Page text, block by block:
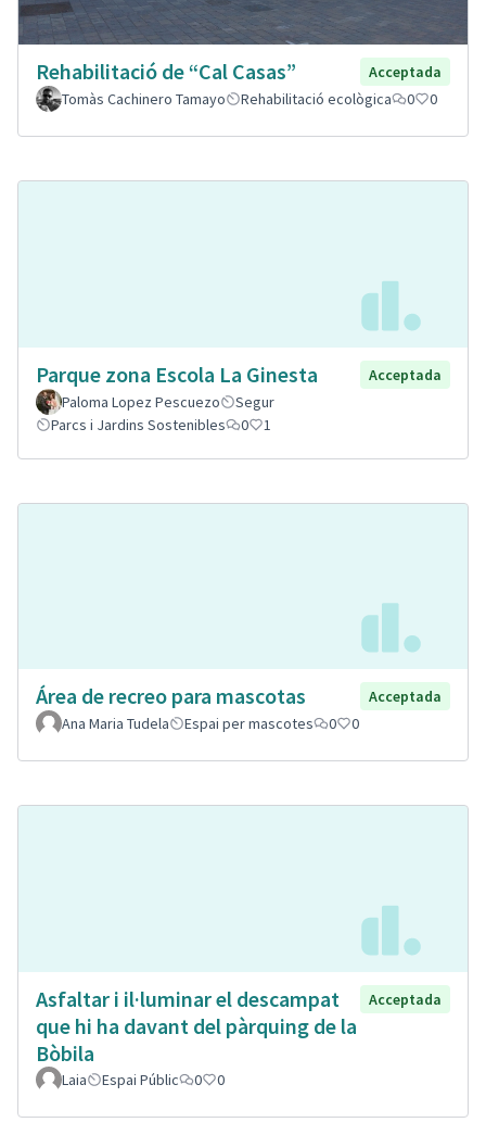
Rehabilitació de “Cal Casas”
Acceptada
Tomàs Cachinero Tamayo
Rehabilitació ecològica 0 0
Parque zona Escola La Ginesta
Acceptada
Paloma Lopez Pescuezo
Segur
Parcs i Jardins Sostenibles
0 1
Área de recreo para mascotas
Acceptada
Ana Maria Tudela
Espai per mascotes 0 0
Asfaltar i il·luminar el descampat
que hi ha davant del pàrquing de la
Bòbila
Acceptada
Laia Espai Públic 0 0